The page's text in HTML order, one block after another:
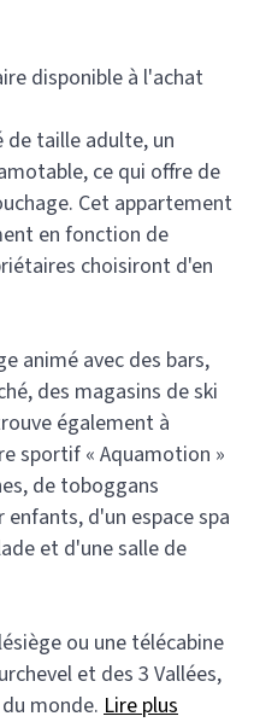
disponible à l'achat
de taille adulte, un
ce qui offre de
Cet appartement
en fonction de
choisiront d'en
animé avec des bars,
des magasins de ski
également à
sportif « Aquamotion »
de toboggans
d'un espace spa
et d'une salle de
ou une télécabine
et des 3 Vallées,
monde. Lire plus